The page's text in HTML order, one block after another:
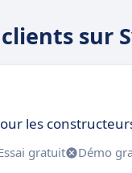
sur
les
gratuit Démo